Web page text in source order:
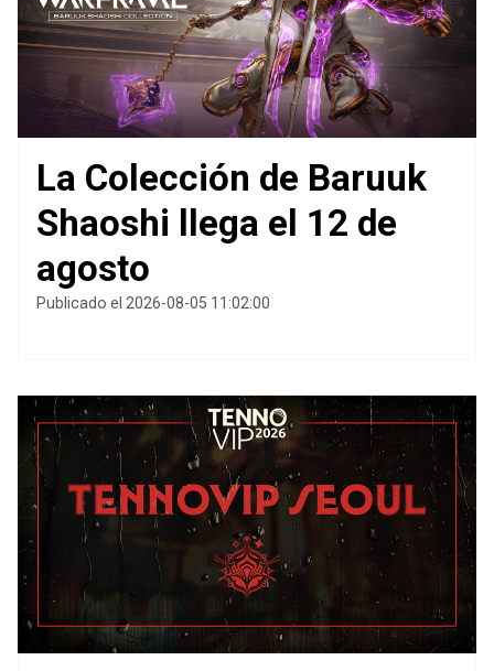
La Colección de Baruuk
Shaoshi llega el 12 de
agosto
Publicado el 2026-08-05 11:02:00